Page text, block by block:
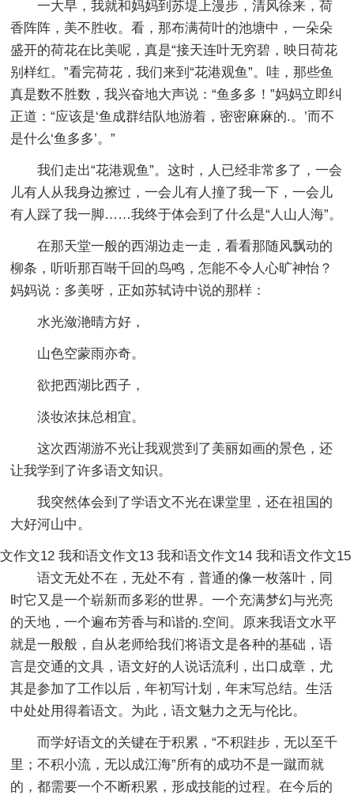
一大早，我就和妈妈到苏堤上漫步，清风徐来，荷
香阵阵，美不胜收。看，那布满荷叶的池塘中，一朵朵
盛开的荷花在比美呢，真是“接天连叶无穷碧，映日荷花
别样红。”看完荷花，我们来到“花港观鱼”。哇，那些鱼
真是数不胜数，我兴奋地大声说：“鱼多多！”妈妈立即纠
正道：“应该是‘鱼成群结队地游着，密密麻麻的.。’而不
是什么‘鱼多多’。”
我们走出“花港观鱼”。这时，人已经非常多了，一会
儿有人从我身边擦过，一会儿有人撞了我一下，一会儿
有人踩了我一脚……我终于体会到了什么是“人山人海”。
在那天堂一般的西湖边走一走，看看那随风飘动的
柳条，听听那百啭千回的鸟鸣，怎能不令人心旷神怡？
妈妈说：多美呀，正如苏轼诗中说的那样：
水光潋滟晴方好，
山色空蒙雨亦奇。
欲把西湖比西子，
淡妆浓抹总相宜。
这次西湖游不光让我观赏到了美丽如画的景色，还
让我学到了许多语文知识。
我突然体会到了学语文不光在课堂里，还在祖国的
大好河山中。
文作文12
语文无处不在，无处不有，普通的像一枚落叶，同
时它又是一个崭新而多彩的世界。一个充满梦幻与光亮
的天地，一个遍布芳香与和谐的.空间。原来我语文水平
就是一般般，自从老师给我们将语文是各种的基础，语
言是交通的文具，语文好的人说话流利，出口成章，尤
其是参加了工作以后，年初写计划，年末写总结。生活
中处处用得着语文。为此，语文魅力之无与伦比。
而学好语文的关键在于积累，“不积跬步，无以至千
里；不积小流，无以成江海”所有的成功不是一蹴而就
的，都需要一个不断积累，形成技能的过程。在今后的
我和语文作文13 我和语文作文14 我和语文作文15